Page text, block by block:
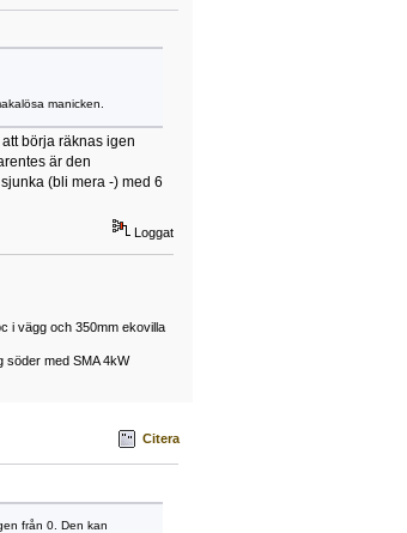
manicken.
börja räknas igen
är den
(bli mera -) med 6
Loggat
i vägg och 350mm ekovilla
söder med SMA 4kW
Citera
från 0. Den kan